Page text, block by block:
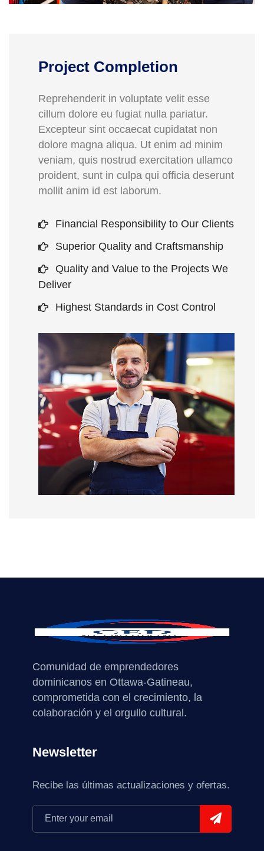
Project Completion
Reprehenderit in voluptate velit esse
cillum dolore eu fugiat nulla pariatur.
Excepteur sint occaecat cupidatat non
dolore magna aliqua. Ut enim ad minim
veniam, quis nostrud exercitation ullamco
proident, sunt in culpa qui officia deserunt
mollit anim id est laborum.
Financial Responsibility to Our Clients
Superior Quality and Craftsmanship
Quality and Value to the Projects We
Deliver
Highest Standards in Cost Control
Comunidad de emprendedores
dominicanos en Ottawa-Gatineau,
comprometida con el crecimiento, la
colaboración y el orgullo cultural.
Newsletter
Recibe las últimas actualizaciones y ofertas.